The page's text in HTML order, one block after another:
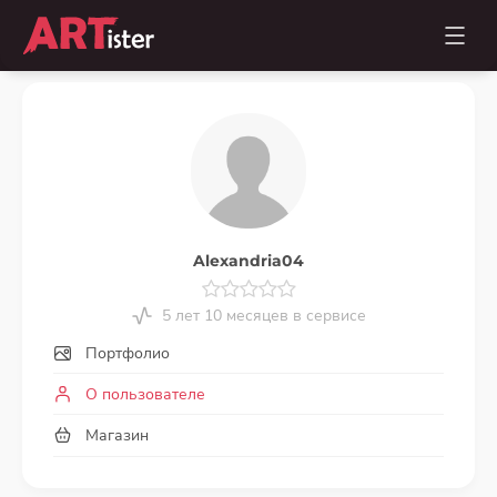
Alexandria04
5 лет 10 месяцев в сервисе
Портфолио
О пользователе
Магазин